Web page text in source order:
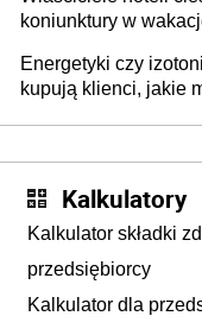
koniunktury w
Energetyki czy
kupują klienci, jakie
Kalkulatory
Kalkulator składki
przedsiębiorcy
Kalkulator dla